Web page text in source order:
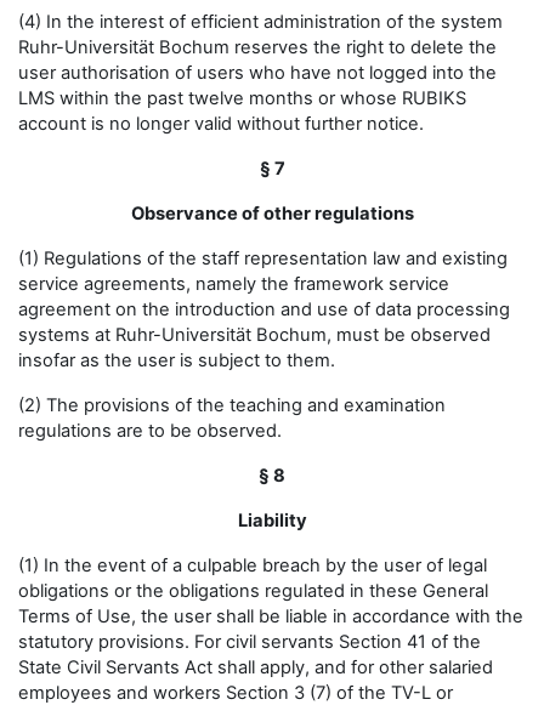
(4) In the interest of efficient administration of the system
Ruhr-Universität Bochum reserves the right to delete the
user authorisation of users who have not logged into the
LMS within the past twelve months or whose RUBIKS
account is no longer valid without further notice.
§ 7
Observance of other regulations
(1) Regulations of the staff representation law and existing
service agreements, namely the framework service
agreement on the introduction and use of data processing
systems at Ruhr-Universität Bochum, must be observed
insofar as the user is subject to them.
(2) The provisions of the teaching and examination
regulations are to be observed.
§ 8
Liability
(1) In the event of a culpable breach by the user of legal
obligations or the obligations regulated in these General
Terms of Use, the user shall be liable in accordance with the
statutory provisions. For civil servants Section 41 of the
State Civil Servants Act shall apply, and for other salaried
employees and workers Section 3 (7) of the TV-L or